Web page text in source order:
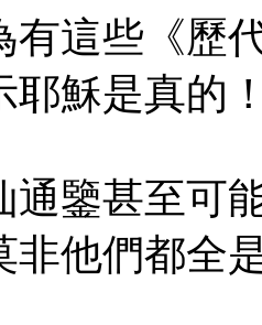
有這些《歷
耶穌是真的
通鑒甚至可
非他們都全